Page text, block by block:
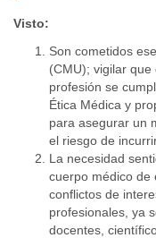
Visto:
Son cometidos
(CMU); vigilar que
profesión se
Ética Médica y
para asegurar un
el riesgo de
La necesidad
cuerpo médico de
conflictos de
profesionales, ya
docentes,